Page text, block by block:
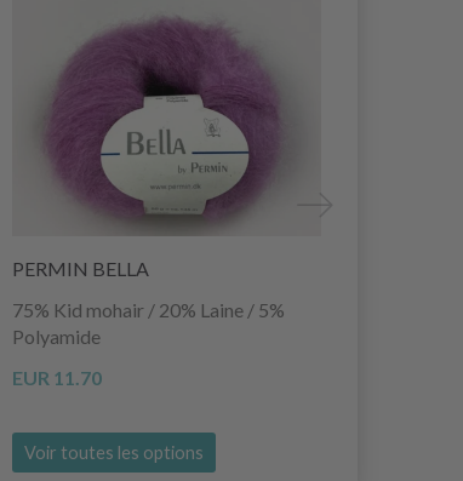
PERMIN BELLA
75% Kid mohair / 20% Laine / 5%
Polyamide
EUR 11.70
Voir toutes les options